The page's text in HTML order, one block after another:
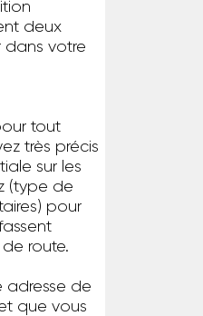
deux
dans votre
tout
très précis
sur les
(type de
pour
route.
adresse de
que vous